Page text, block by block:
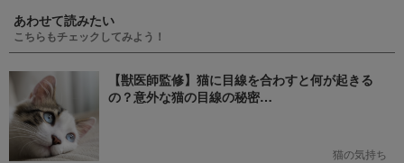
あわせて読みたい
こちらもチェックしてみよう！
【獣医師監修】猫に目線を合わすと何が起きる
の？意外な猫の目線の秘密…
猫の気持ち